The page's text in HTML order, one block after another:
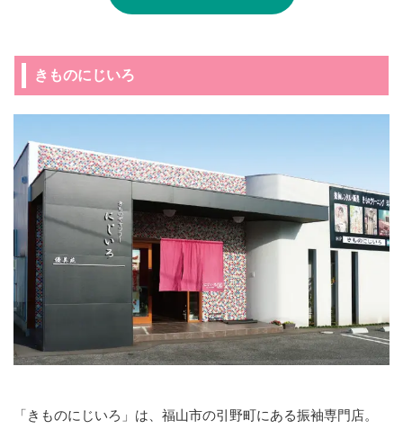
きものにじいろ
「きものにじいろ」は、福山市の引野町にある振袖専門店。